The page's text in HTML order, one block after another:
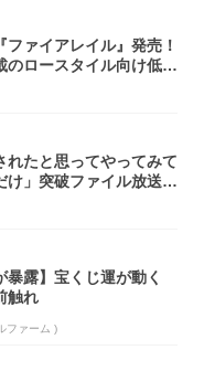
ファイアレイル』発売！
のロースタイル向け低型
れたと思ってやってみて
け」突破ファイル放送で
暴露】宝くじ運が動く
触れ
ファーム )